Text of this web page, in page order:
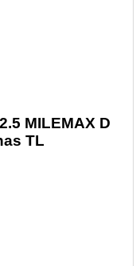
MILEMAX D
TL